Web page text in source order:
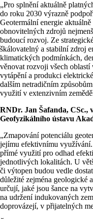
„Pro splnění aktuálně
do roku 2030 výrazně
Geotermální energie
obnovitelných zdrojů
budoucí rozvoj. Ze
škálovatelný a stabilní zdroj
klimatických podmínkách,
věnovat rozvoji všech
vytápění a produkci
dalším netradičním
využití v extenzivním
RNDr. Jan Šafanda, CSc.,
Geofyzikálního ústavu
„Zmapování potenciálu
jejímu efektivnímu
přímé využití pro odhad
jednotlivých lokalitách. U
či výtopen budou vedle
důležité zejména geologické
určují, jaké jsou šance na
na udržení indukovaných
doprovázejí, v přijatelných